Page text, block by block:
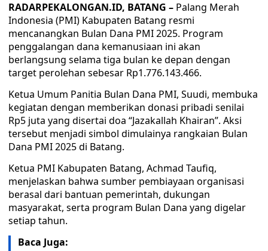
RADARPEKALONGAN.ID, BATANG – Palang Merah
Indonesia (PMI) Kabupaten Batang resmi
mencanangkan Bulan Dana PMI 2025. Program
penggalangan dana kemanusiaan ini akan
berlangsung selama tiga bulan ke depan dengan
target perolehan sebesar Rp1.776.143.466.
Ketua Umum Panitia Bulan Dana PMI, Suudi, membuka
kegiatan dengan memberikan donasi pribadi senilai
Rp5 juta yang disertai doa “Jazakallah Khairan”. Aksi
tersebut menjadi simbol dimulainya rangkaian Bulan
Dana PMI 2025 di Batang.
Ketua PMI Kabupaten Batang, Achmad Taufiq,
menjelaskan bahwa sumber pembiayaan organisasi
berasal dari bantuan pemerintah, dukungan
masyarakat, serta program Bulan Dana yang digelar
setiap tahun.
Baca Juga: